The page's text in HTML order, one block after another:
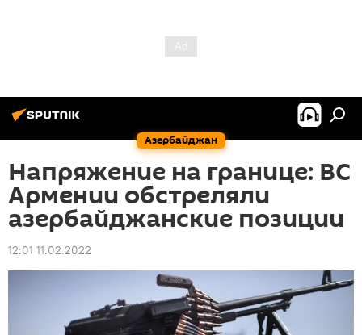
Азербайджан
Напряжение на границе: ВС
Армении обстреляли
азербайджанские позиции
12:01 11.02.2022